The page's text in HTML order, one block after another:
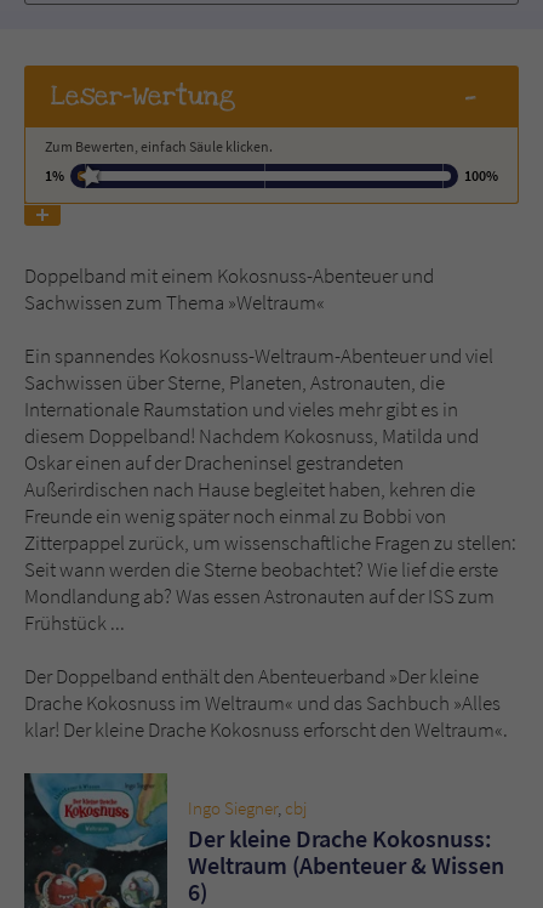
Leser-Wertung -
Zum Bewerten, einfach Säule klicken.
1%
100%
Doppelband mit einem Kokosnuss-Abenteuer und
Sachwissen zum Thema »Weltraum«
Ein spannendes Kokosnuss-Weltraum-Abenteuer und viel
Sachwissen über Sterne, Planeten, Astronauten, die
Internationale Raumstation und vieles mehr gibt es in
diesem Doppelband! Nachdem Kokosnuss, Matilda und
Oskar einen auf der Dracheninsel gestrandeten
Außerirdischen nach Hause begleitet haben, kehren die
Freunde ein wenig später noch einmal zu Bobbi von
Zitterpappel zurück, um wissenschaftliche Fragen zu stellen:
Seit wann werden die Sterne beobachtet? Wie lief die erste
Mondlandung ab? Was essen Astronauten auf der ISS zum
Frühstück ...
Der Doppelband enthält den Abenteuerband »Der kleine
Drache Kokosnuss im Weltraum« und das Sachbuch »Alles
klar! Der kleine Drache Kokosnuss erforscht den Weltraum«.
Ingo Siegner, cbj
Der kleine Drache Kokosnuss:
Weltraum (Abenteuer & Wissen
6)
Literatur-Couch Medien GmbH & Co. KG
Laufzeit 1 Jahr
Zweck
Name fe_typo_user
Anbieter Literatur-Couch Medien GmbH & Co. KG
Laufzeit Session
Zweck
Dieses Cookie gewährleistet die
Kommunikation der Webseite mit dem
Benutzer. Es wird benötigt um z. B. den
Sicherheitscode des Kontaktformulars zu
überprüfen.